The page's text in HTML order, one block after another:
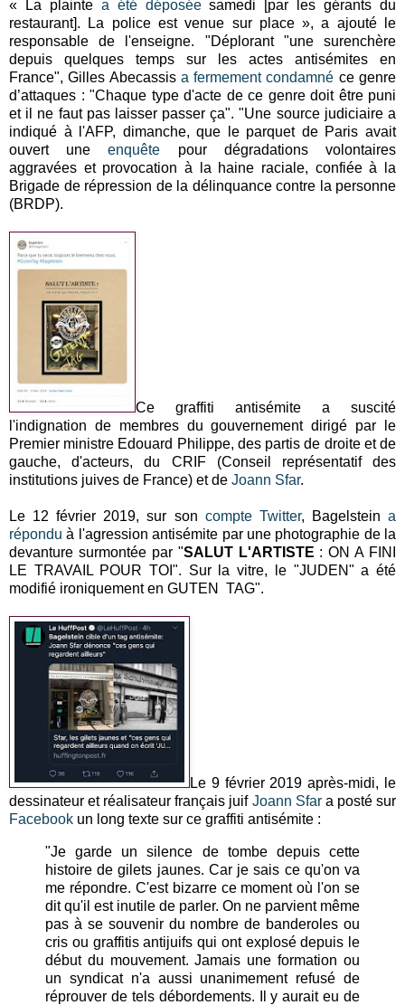
« La plainte a été déposéesamedi [par les gérants du
restaurant]. La police est venue sur place », a ajouté le
responsable de l'enseigne. "Déplorant "une surenchère
depuis quelques temps sur les actes antisémites en
France", Gilles Abecassis a fermement condamné ce genre
d’attaques : "Chaque type d'acte de ce genre doit être puni
et il ne faut pas laisser passer ça". "Une source judiciaire a
indiqué à l'AFP, dimanche, que le parquet de Paris avait
ouvert uneenquête pour dégradations volontaires
aggravées et provocation à la haine raciale, confiée à la
Brigade de répression de la délinquance contre la personne
(BRDP).
Ce graffiti antisémite a suscité
l'indignation de membres du gouvernement dirigé par le
Premier ministre Edouard Philippe, des partis de droite et de
gauche, d'acteurs, du CRIF (Conseil représentatif des
institutions juives de France) et de Joann Sfar.
Le 12 février 2019, sur son compte Twitter, Bagelsteina
répondu à l'agression antisémite par une photographie de la
devanture surmontée par "SALUT L'ARTISTE : ON A FINI
LE TRAVAIL POUR TOI". Sur la vitre, le "JUDEN" a été
modifié ironiquement en GUTEN TAG".
Le 9 février 2019 après-midi, le
dessinateur et réalisateur français juif Joann Sfara posté sur
Facebook un long texte sur ce graffiti antisémite :
"Je garde un silence de tombe depuis cette
histoire de gilets jaunes. Car je sais ce qu'on va
me répondre. C'est bizarre ce moment où l'on se
dit qu'il est inutile de parler. On ne parvient même
pas à se souvenir du nombre de banderoles ou
cris ou graffitis antijuifs qui ont explosé depuis le
début du mouvement. Jamais une formation ou
un syndicat n'a aussi unanimement refusé de
réprouver de tels débordements. Il y aurait eu de